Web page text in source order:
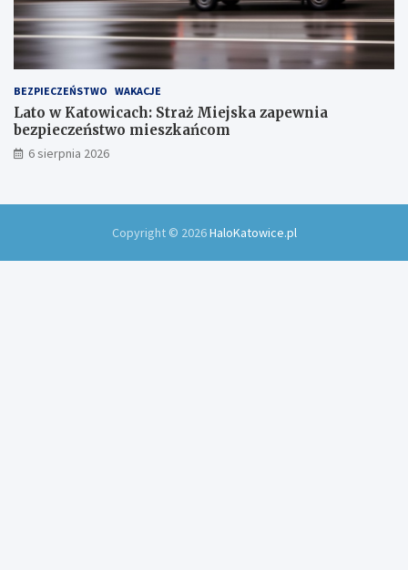
BEZPIECZEŃSTWO WAKACJE
Lato w Katowicach: Straż Miejska zapewnia
bezpieczeństwo mieszkańcom
6 sierpnia 2026
Copyright © 2026HaloKatowice.pl